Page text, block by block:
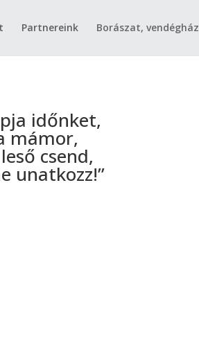
Partnereink Borászat, vendégház
időnket,
mámor,
csend,
unatkozz!”